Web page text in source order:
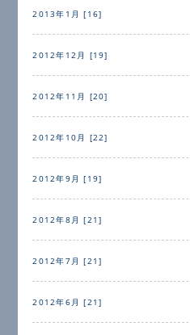
2013年1月 [16]
2012年12月 [19]
2012年11月 [20]
2012年10月 [22]
2012年9月 [19]
2012年8月 [21]
2012年7月 [21]
2012年6月 [21]